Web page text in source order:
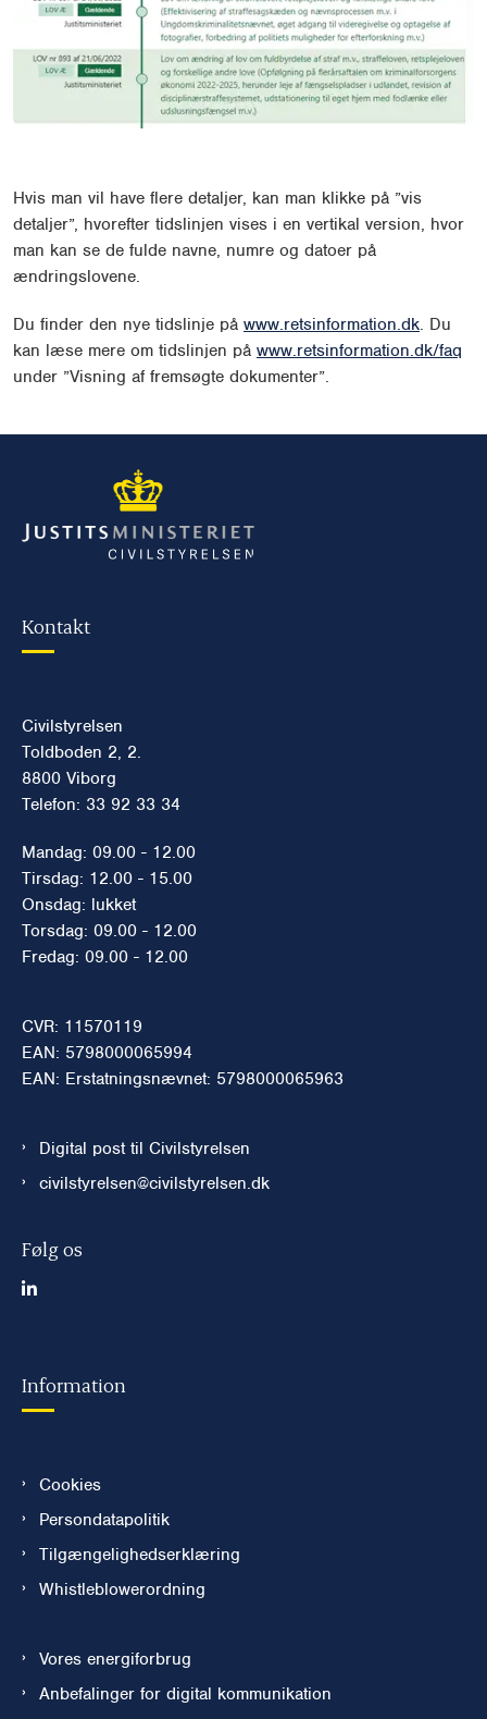
Hvis man vil have flere detaljer, kan man klikke på ”vis
detaljer”, hvorefter tidslinjen vises i en vertikal version, hvor
man kan se de fulde navne, numre og datoer på
ændringslovene.
Du finder den nye tidslinje på www.retsinformation.dk. Du
kan læse mere om tidslinjen på www.retsinformation.dk/faq
under ”Visning af fremsøgte dokumenter”.
Kontakt
Civilstyrelsen
Toldboden 2, 2.
8800 Viborg
Telefon: 33 92 33 34
Mandag: 09.00 - 12.00
Tirsdag: 12.00 - 15.00
Onsdag: lukket
Torsdag: 09.00 - 12.00
Fredag: 09.00 - 12.00
CVR: 11570119
EAN: 5798000065994
EAN: Erstatningsnævnet: 5798000065963
Digital post til Civilstyrelsen
civilstyrelsen@civilstyrelsen.dk
Følg os
Information
Cookies
Persondatapolitik
Tilgængelighedserklæring
Whistleblowerordning
Vores energiforbrug
Anbefalinger for digital kommunikation